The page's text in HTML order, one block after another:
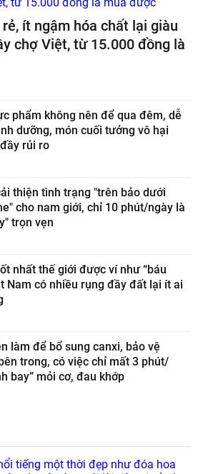
ít ngậm hóa chất lại giàu
chợ Việt, từ 15.000 đồng là
phẩm không nên để qua đêm, dễ
dưỡng, món cuối tưởng vô hại
rủi ro
thiện tình trạng "trên bảo dưới
cho nam giới, chỉ 10 phút/ngày là
trọn vẹn
nhất thế giới được ví như “báu
Nam có nhiều rụng đầy đất lại ít ai
làm để bổ sung canxi, bảo vệ
trong, có việc chỉ mất 3 phút/
bay” mỏi cơ, đau khớp